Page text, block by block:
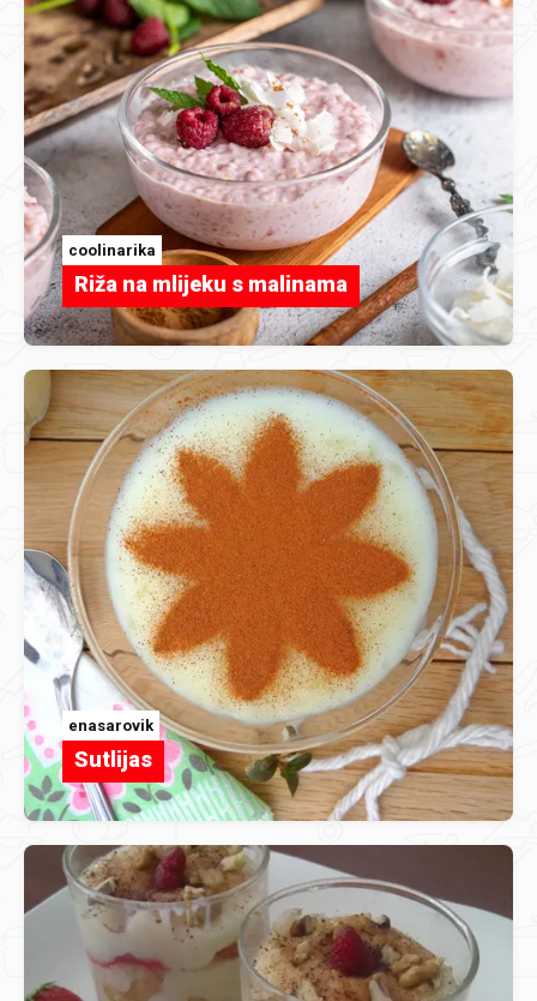
coolinarika
Riža na mlijeku s malinama
enasarovik
Sutlijas